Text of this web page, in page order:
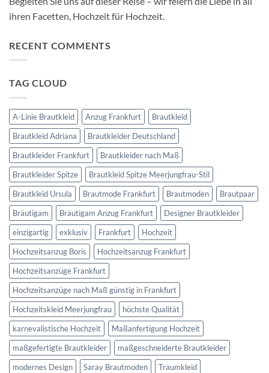
ihren Facetten, Hochzeit für Hochzeit.
RECENT COMMENTS
TAG CLOUD
A-Linie Brautkleid Anzug Frankfurt
Brautkleid
Brautkleid Adriana
Brautkleider Deutschland
Brautkleider Frankfurt
Brautkleider nach Maß
Brautkleider Spitze
Brautkleid Spitze Meerjungfrau-Stil
Brautkleid Ursula
Brautmode Frankfurt Brautmoden
Brautpaar
Bräutigam
Bräutigam Anzug Frankfurt
Designer Brautkleider
einzigartig
exklusiv Frankfurt
Hochzeit
Hochzeitsanzug Boris
Hochzeitsanzug Frankfurt
Hochzeitsanzüge Frankfurt
Hochzeitsanzüge nach Maß günstig in Frankfurt
Hochzeitskleid Meerjungfrau
höchste Qualität
karnevalistische Hochzeit
Maßanfertigung Hochzeit
maßgefertigte Brautkleider
maßgeschneiderte Brautkleider
modernes Design
Saray Brautmoden
Traumkleid